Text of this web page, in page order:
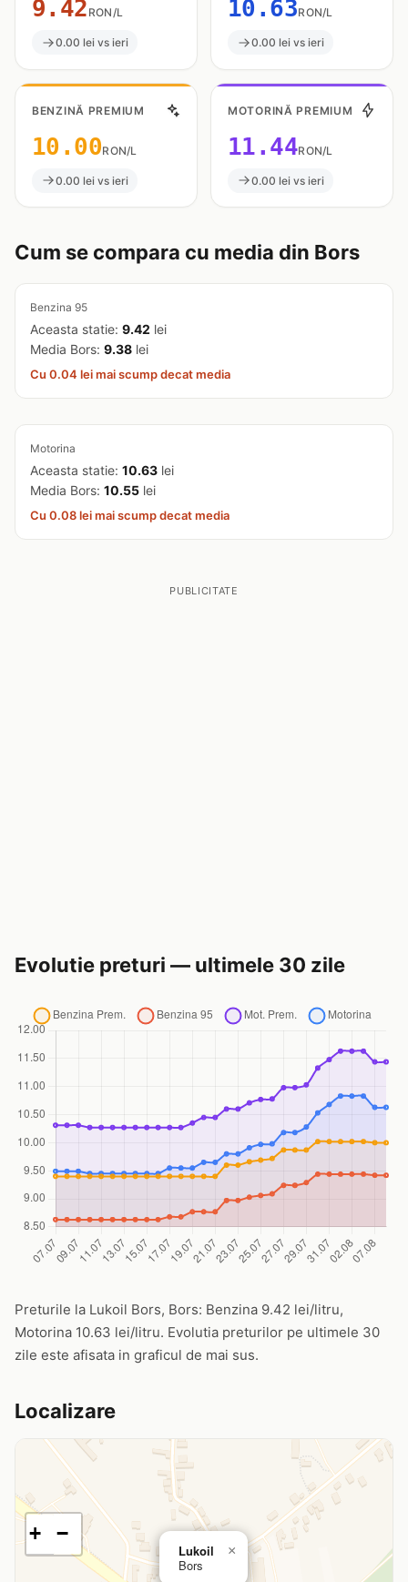
9.42 RON/L
0.00 lei vs ieri
10.63RON/L
0.00 lei vs ieri
BENZINĂ PREMIUM
10.00RON/L
0.00 lei vs ieri
MOTORINĂ PREMIUM
11.44RON/L
0.00 lei vs ieri
Cum se compara cu media din Bors
Benzina 95
Aceasta statie: 9.42 lei
Media Bors: 9.38 lei
Cu 0.04 lei mai scump decat media
Motorina
Aceasta statie: 10.63 lei
Media Bors: 10.55 lei
Cu 0.08 lei mai scump decat media
PUBLICITATE
Evolutie preturi — ultimele 30 zile
Preturile la Lukoil Bors, Bors: Benzina 9.42 lei/litru,
Motorina 10.63 lei/litru. Evolutia preturilor pe ultimele 30
zile este afisata in graficul de mai sus.
Localizare
Lukoil
Bors
×
+ −